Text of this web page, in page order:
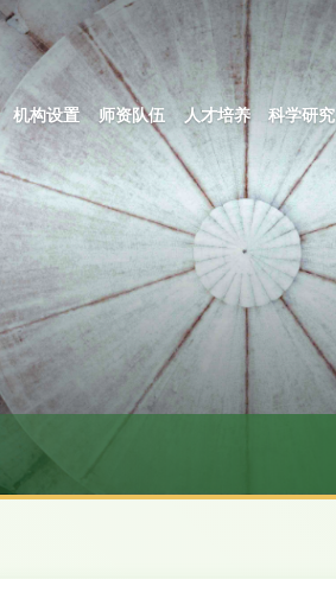
机构设置 师资队伍 人才培养 科学研究